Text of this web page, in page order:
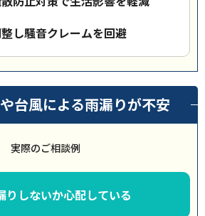
し騒音クレームを回避
台風による雨漏りが不安
実際のご相談例
りしないか心配している